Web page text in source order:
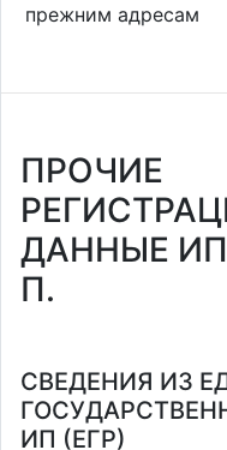
прежним адресам
ПРОЧИЕ
ДАННЫЕ
П.
СВЕДЕНИЯ ИЗ
ИП (ЕГР)